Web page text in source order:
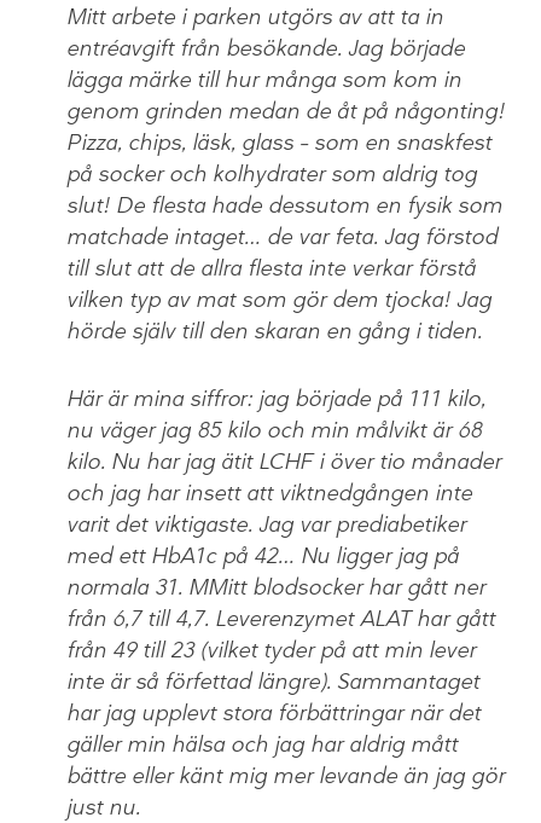
Mitt arbete i parken utgörs av att ta in
entréavgift från besökande. Jag började
lägga märke till hur många som kom in
genom grinden medan de åt på någonting!
Pizza, chips, läsk, glass – som en snaskfest
på socker och kolhydrater som aldrig tog
slut! De flesta hade dessutom en fysik som
matchade intaget… de var feta. Jag förstod
till slut att de allra flesta inte verkar förstå
vilken typ av mat som gör dem tjocka! Jag
hörde själv till den skaran en gång i tiden.
Här är mina siffror: jag började på 111 kilo,
nu väger jag 85 kilo och min målvikt är 68
kilo. Nu har jag ätit LCHF i över tio månader
och jag har insett att viktnedgången inte
varit det viktigaste. Jag var prediabetiker
med ett HbA1c på 42… Nu ligger jag på
normala 31. MMitt blodsocker har gått ner
från 6,7 till 4,7. Leverenzymet ALAT har gått
från 49 till 23 (vilket tyder på att min lever
inte är så förfettad längre). Sammantaget
har jag upplevt stora förbättringar när det
gäller min hälsa och jag har aldrig mått
bättre eller känt mig mer levande än jag gör
just nu.